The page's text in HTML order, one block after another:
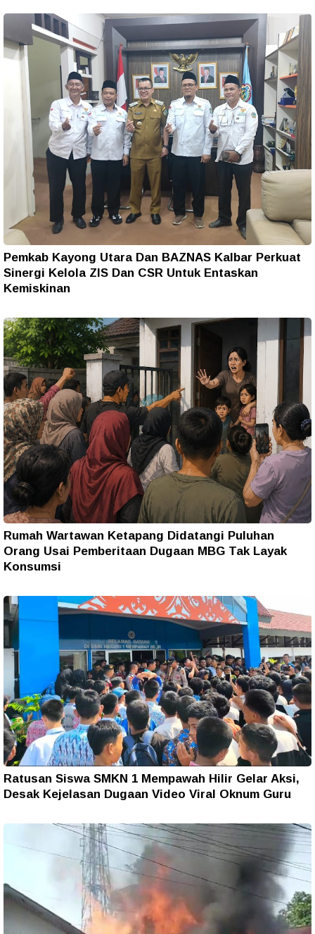
Pemkab Kayong Utara Dan BAZNAS Kalbar Perkuat
Sinergi Kelola ZIS Dan CSR Untuk Entaskan
Kemiskinan
Rumah Wartawan Ketapang Didatangi Puluhan
Orang Usai Pemberitaan Dugaan MBG Tak Layak
Konsumsi
Ratusan Siswa SMKN 1 Mempawah Hilir Gelar Aksi,
Desak Kejelasan Dugaan Video Viral Oknum Guru